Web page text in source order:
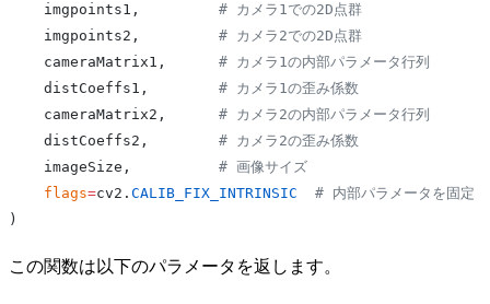
    imgpoints1,
# カメラ1での2D点群
    imgpoints2,
# カメラ2での2D点群
    cameraMatrix1,
# カメラ1の内部パラメータ行列
    distCoeffs1,
# カメラ1の歪み係数
    cameraMatrix2,
# カメラ2の内部パラメータ行列
    distCoeffs2,
# カメラ2の歪み係数
    imageSize,
# 画像サイズ
    flags
=cv2. CALIB_FIX_INTRINSIC
  # 内部パラメータを固定
)
この関数は以下のパラメータを返します。